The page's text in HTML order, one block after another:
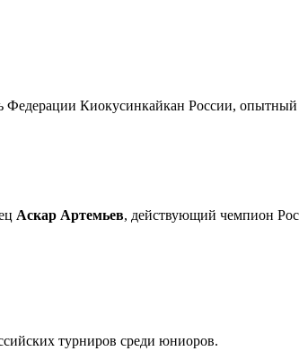
Федерации Киокусинкайкан России,
Аскар Артемьев, действующий чемпион
турниров среди юниоров.